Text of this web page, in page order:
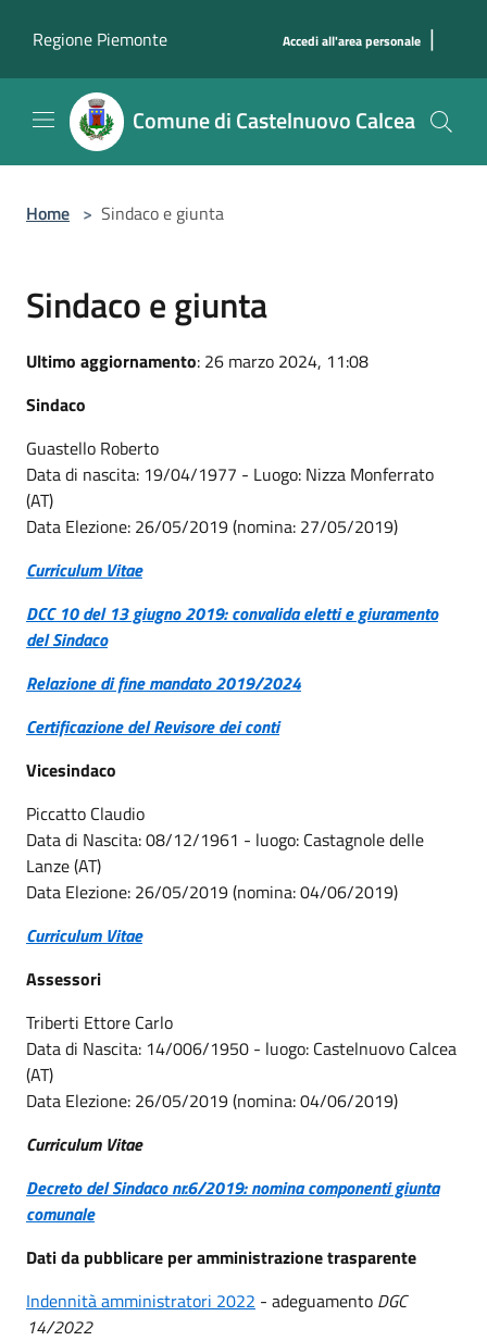
Regione Piemonte
Accedi all'area personale |
Comune di Castelnuovo Calcea
Home > Sindaco e giunta
Sindaco e giunta
Ultimo aggiornamento: 26 marzo 2024, 11:08
Sindaco
Guastello Roberto
Data di nascita: 19/04/1977 - Luogo: Nizza Monferrato
(AT)
Data Elezione: 26/05/2019 (nomina: 27/05/2019)
Curriculum Vitae
DCC 10 del 13 giugno 2019: convalida eletti e giuramento
del Sindaco
Relazione di fine mandato 2019/2024
Certificazione del Revisore dei conti
Vicesindaco
Piccatto Claudio
Data di Nascita: 08/12/1961 - luogo: Castagnole delle
Lanze (AT)
Data Elezione: 26/05/2019 (nomina: 04/06/2019)
Curriculum Vitae
Assessori
Triberti Ettore Carlo
Data di Nascita: 14/006/1950 - luogo: Castelnuovo Calcea
(AT)
Data Elezione: 26/05/2019 (nomina: 04/06/2019)
Curriculum Vitae
Decreto del Sindaco nr.6/2019: nomina componenti giunta
comunale
Dati da pubblicare per amministrazione trasparente
Indennità amministratori 2022 - adeguamento DGC
14/2022